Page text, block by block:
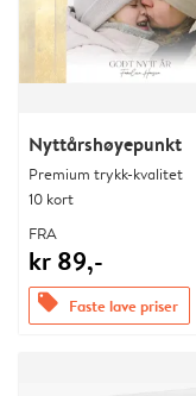
Nyttårshøyepunkt
Premium trykk-kvalitet
10 kort
FRA
kr 89,-
offers Faste lave priser